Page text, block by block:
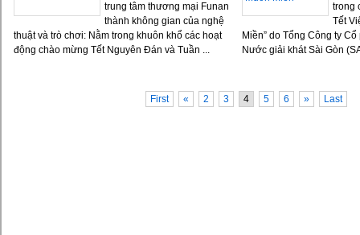
trung tâm thương mại Funan
thành không gian của nghệ
thuật và trò chơi: Nằm trong khuôn khổ các hoạt
động chào mừng Tết Nguyên Đán và Tuần ...
trong
Tết
Miền” do Tổng Công ty
Nước giải khát Sài Gòn
First « 2 3 4 5 6 » Last